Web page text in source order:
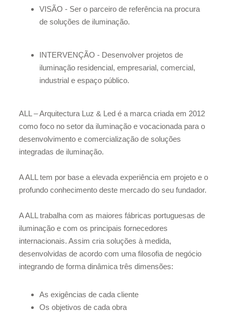
VISÃO - Ser o parceiro de referência na procura
de soluções de iluminação.
INTERVENÇÃO - Desenvolver projetos de
iluminação residencial, empresarial, comercial,
industrial e espaço público.
ALL – Arquitectura Luz & Led é a marca criada em 2012
como foco no setor da iluminação e vocacionada para o
desenvolvimento e comercialização de soluções
integradas de iluminação.
A ALL tem por base a elevada experiência em projeto e o
profundo conhecimento deste mercado do seu fundador.
A ALL trabalha com as maiores fábricas portuguesas de
iluminação e com os principais fornecedores
internacionais. Assim cria soluções à medida,
desenvolvidas de acordo com uma filosofia de negócio
integrando de forma dinâmica três dimensões:
As exigências de cada cliente
Os objetivos de cada obra